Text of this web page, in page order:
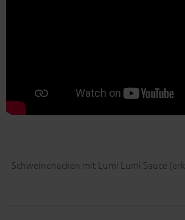
Schweinenacken mit Lumi Lumi Sauce